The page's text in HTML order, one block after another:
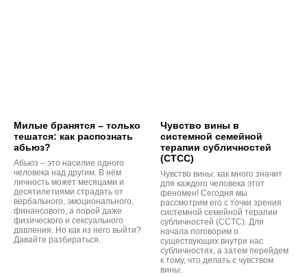
Милые бранятся – только
тешатся: как распознать
абьюз?
Абьюз – это насилие одного
человека над другим. В нём
личность может месяцами и
десятилетиями страдать от
вербального, эмоционального,
финансового, а порой даже
физического и сексуального
давления. Но как из него выйти?
Давайте разбираться.
Чувство вины в
системной семейной
терапии субличностей
(СТСС)
Чувство вины: как много значит
для каждого человека этот
феномен! Сегодня мы
рассмотрим его с точки зрения
системной семейной терапии
субличностей (ССТС). Для
начала поговорим о
существующих внутри нас
субличностях, а затем перейдем
к тому, что делать с чувством
вины.